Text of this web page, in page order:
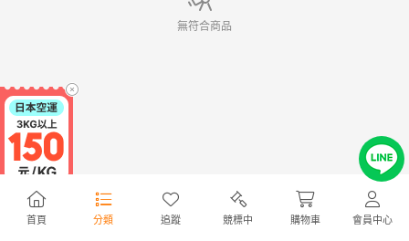
首頁 分類 追蹤 競標中 購物車 會員中心
無符合商品